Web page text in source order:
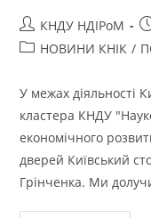
КНДУ НДІРоМ
НОВИНИ КНІК /
У межах діяльності
кластера КНДУ
економічного
дверей Київський
Грінченка. Ми